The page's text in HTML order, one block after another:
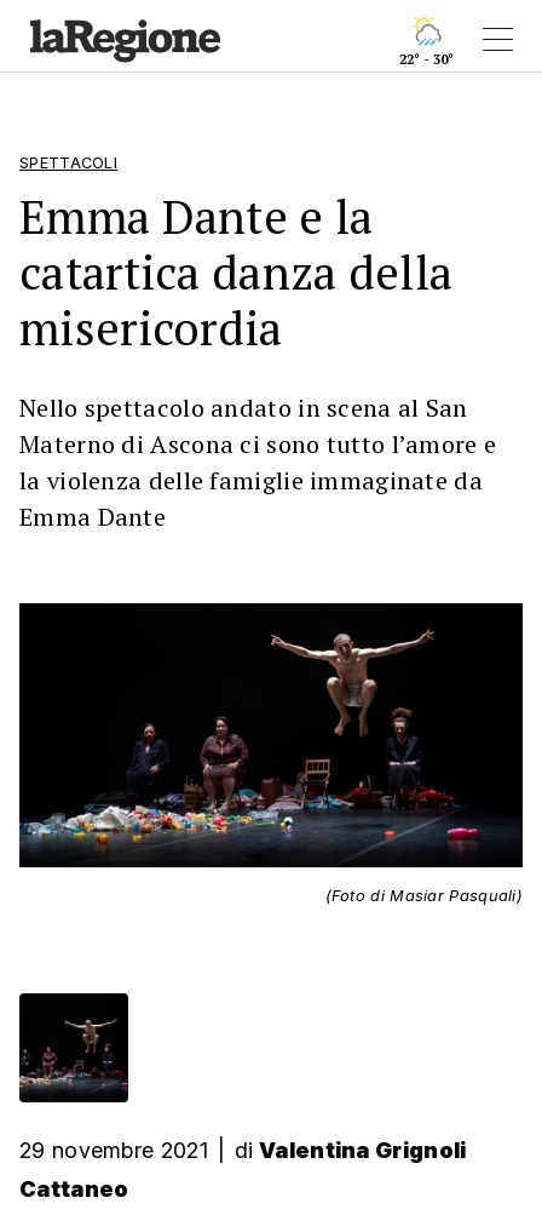
22° - 30°
SPETTACOLI
Emma Dante e la
catartica danza della
misericordia
Nello spettacolo andato in scena al San
Materno di Ascona ci sono tutto l’amore e
la violenza delle famiglie immaginate da
Emma Dante
(Foto di Masiar Pasquali)
29 novembre 2021 di Valentina Grignoli
Cattaneo